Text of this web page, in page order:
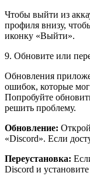
Чтобы выйти из
профиля внизу,
иконку «Выйти».
9. Обновите или
Обновления
ошибок, которые
Попробуйте
решить проблему.
Обновление:
«Discord». Если
Переустановка:
Discord и